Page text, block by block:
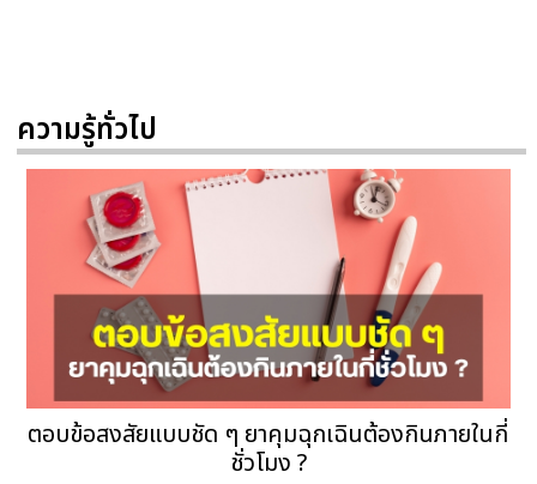
ความรู้ทั่วไป
ตอบข้อสงสัยแบบชัด ๆ ยาคุมฉุกเฉินต้องกินภายในกี่
ชั่วโมง ?